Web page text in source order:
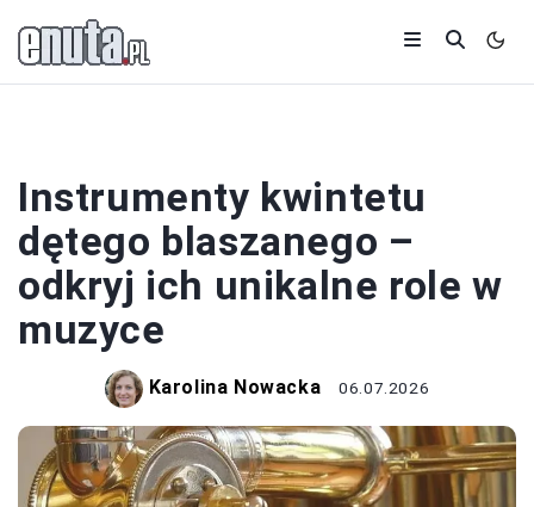
Instrumenty kwintetu
dętego blaszanego –
odkryj ich unikalne role w
muzyce
Karolina Nowacka 06.07.2026